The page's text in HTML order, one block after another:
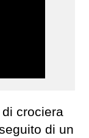
crociera
di un